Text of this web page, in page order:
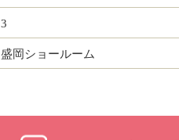
3
盛岡ショールーム